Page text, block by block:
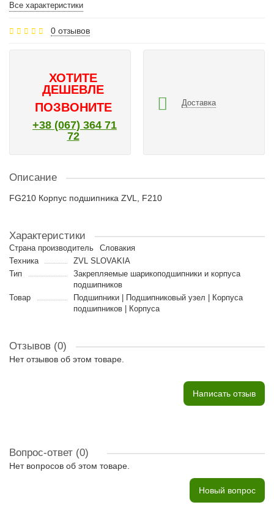
Все характеристики
0 отзывов
ХОТИТЕ
ДЕШЕВЛЕ
ПОЗВОНИТЕ
+38 (067) 364 71
72
Доставка
Описание
FG210 Корпус подшипника ZVL, F210
Характеристики
Страна производитель
Словакия
Техника
ZVL SLOVAKIA
Тип
Закрепляемые шарикоподшипники и корпуса
подшипников
Товар
Подшипники | Подшипниковый узел | Корпуса
подшипников | Корпуса
Отзывов (0)
Нет отзывов об этом товаре.
Написать отзыв
Вопрос-ответ (0)
Нет вопросов об этом товаре.
Новый вопрос